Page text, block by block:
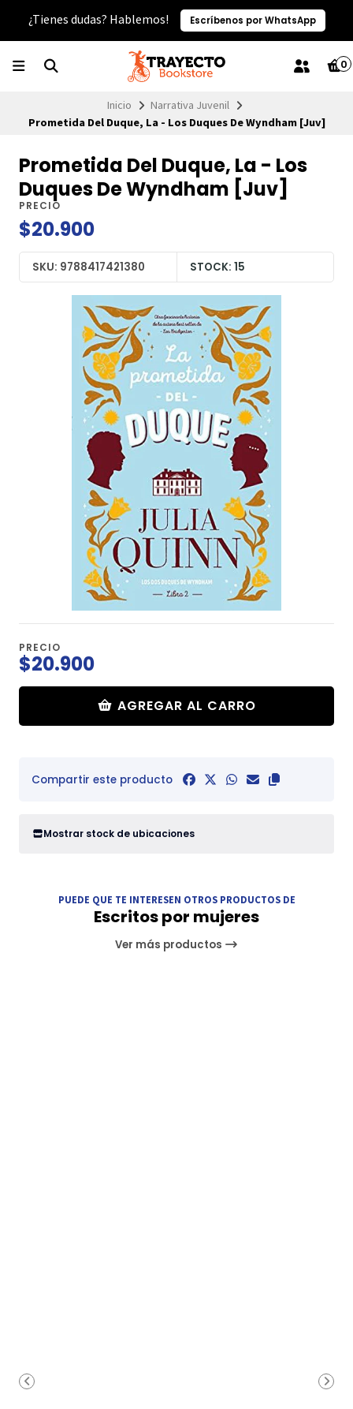
¿Tienes dudas? Hablemos! Escríbenos por WhatsApp
0
Inicio
Narrativa Juvenil
Prometida Del Duque, La - Los Duques De Wyndham [Juv]
Prometida Del Duque, La - Los
Duques De Wyndham [Juv]
PRECIO
$20.900
SKU: 9788417421380 STOCK: 15
PRECIO
$20.900
AGREGAR AL CARRO
Compartir este producto
Mostrar stock de ubicaciones
PUEDE QUE TE INTERESEN OTROS PRODUCTOS DE
Escritos por mujeres
Ver más productos